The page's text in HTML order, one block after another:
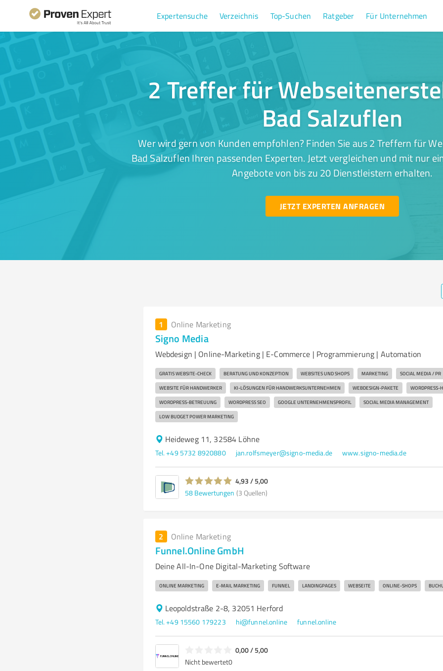
Expertensuche Verzeichnis Top-Suchen Ratgeber Für Unternehmen
2 Treffer für
Bad Salzuflen
Wer wird gern von Kunden empfohlen? Finden Sie aus 2 Treffern für
Bad Salzuflen Ihren passenden Experten. Jetzt vergleichen und mit nur
Angebote von bis zu 20 Dienstleistern erhalten.
JETZT EXPERTEN ANFRAGEN
1 Online Marketing
Signo Media
Webdesign | Online-Marketing | E-Commerce | Programmierung | Automation
GRATIS WEBSITE-CHECK BERATUNG UND KONZEPTION WEBSITES UND SHOPS MARKETING SOCIAL MEDIA / PR
WEBSITE FÜR HANDWERKER KI-LÖSUNGEN FÜR HANDWERKSUNTERNEHMEN WEBDESIGN-PAKETE WORDPRESS-
WORDPRESS-BETREUUNG WORDPRESS SEO GOOGLE UNTERNEHMENSPROFIL SOCIAL MEDIA MANAGEMENT
LOW BUDGET POWER MARKETING
Heideweg 11, 32584 Löhne
Tel. +49 5732 8920880 jan.rolfsmeyer@signo-media.de www.signo-media.de
4,93 / 5,00
58 Bewertungen (3 Quellen)
2 Online Marketing
Funnel.Online GmbH
Deine All-In-One Digital-Marketing Software
ONLINE MARKETING E-MAIL MARKETING FUNNEL LANDINGPAGES WEBSEITE ONLINE-SHOPS
Leopoldstraße 2-8, 32051 Herford
Tel. +49 15560 179223 hi@funnel.online funnel.online
0,00 / 5,00
Nicht bewertet0